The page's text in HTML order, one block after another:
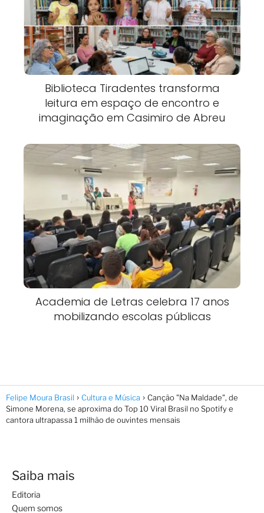
Biblioteca Tiradentes transforma
leitura em espaço de encontro e
imaginação em Casimiro de Abreu
Academia de Letras celebra 17 anos
mobilizando escolas públicas
Felipe Moura Brasil Cultura e Música
Canção "Na Maldade", de
Simone Morena, se aproxima do Top 10 Viral Brasil no Spotify e
cantora ultrapassa 1 milhão de ouvintes mensais
Saiba mais
Editoria
Quem somos